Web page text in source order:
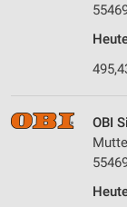
OBI